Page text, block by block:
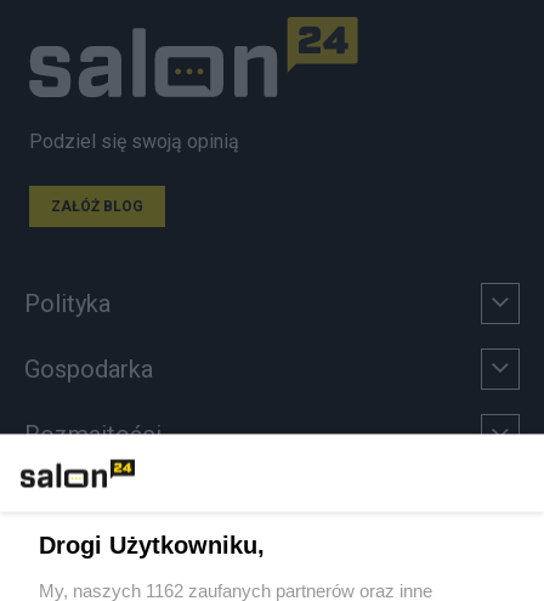
Podziel się swoją opinią
ZAŁÓŻ BLOG
Polityka
Gospodarka
Rozmaitości
Sport
Drogi Użytkowniku,
My, naszych 1162 zaufanych partnerów oraz inne